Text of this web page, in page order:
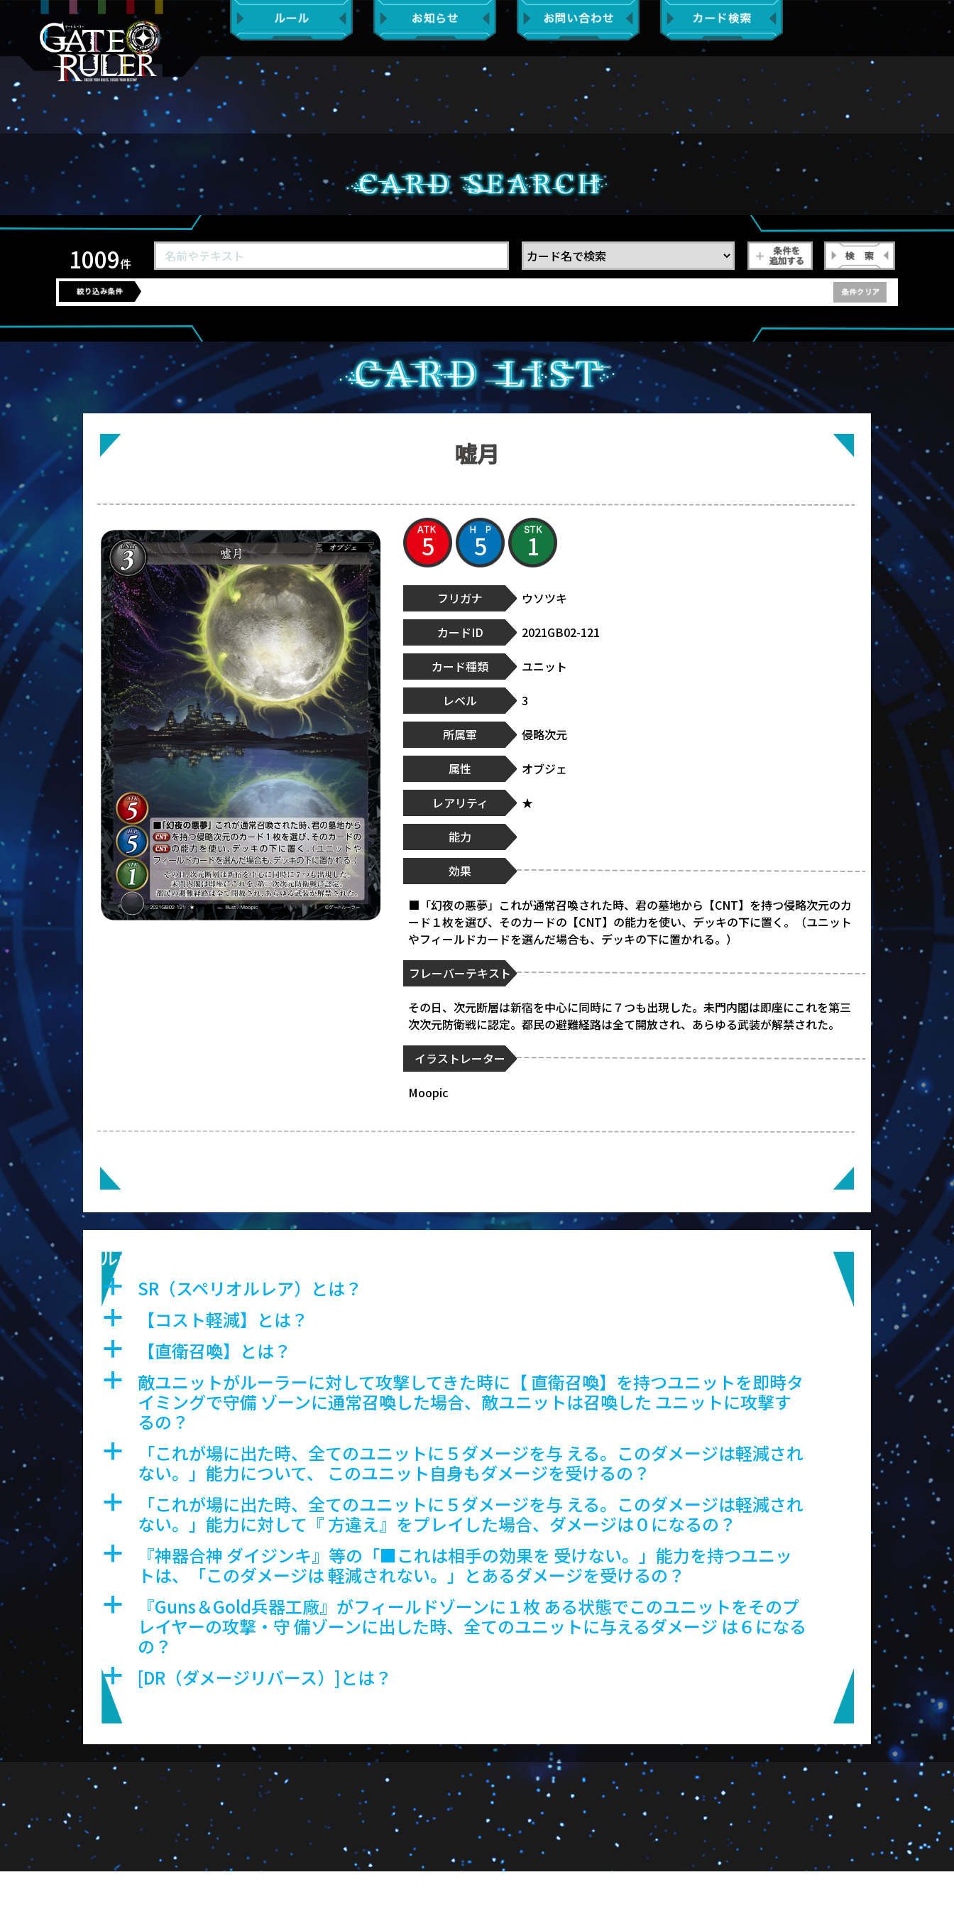
1009件
嘘月
5 5 1
フリガナ
ウソツキ
カードID
2021GB02-121
カード種類
ユニット
レベル
3
所属軍
侵略次元
属性
オブジェ
レアリティ
★
能力
効果
■「幻夜の悪夢」これが通常召喚された時、君の墓地から【CNT】を持つ侵略次元のカ
ード１枚を選び、そのカードの【CNT】の能力を使い、デッキの下に置く。（ユニット
やフィールドカードを選んだ場合も、デッキの下に置かれる。）
フレーバーテキスト
その日、次元断層は新宿を中心に同時に７つも出現した。未門内閣は即座にこれを第三
次次元防衛戦に認定。都民の避難経路は全て開放され、あらゆる武装が解禁された。
イラストレーター
Moopic
ルシファー・ザ・ライトブリンガー
a SR（スペリオルレア）とは？
a 【コスト軽減】とは？
a 【直衛召喚】とは？
a
敵ユニットがルーラーに対して攻撃してきた時に【 直衛召喚】を持つユニットを即時タ
イミングで守備 ゾーンに通常召喚した場合、敵ユニットは召喚した ユニットに攻撃す
るの？
a
「これが場に出た時、全てのユニットに５ダメージを与 える。このダメージは軽減され
ない。」能力について、 このユニット自身もダメージを受けるの？
a
「これが場に出た時、全てのユニットに５ダメージを与 える。このダメージは軽減され
ない。」能力に対して『 方違え』をプレイした場合、ダメージは０になるの？
a
『神器合神 ダイジンキ』等の「■これは相手の効果を 受けない。」能力を持つユニッ
トは、「このダメージは 軽減されない。」とあるダメージを受けるの？
a
『Guns＆Gold兵器工廠』がフィールドゾーンに１枚 ある状態でこのユニットをそのプ
レイヤーの攻撃・守 備ゾーンに出した時、全てのユニットに与えるダメージ は６になる
の？
a [DR（ダメージリバース）]とは？